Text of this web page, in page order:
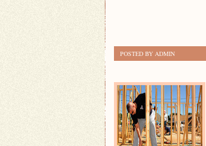
POSTED BY ADMIN